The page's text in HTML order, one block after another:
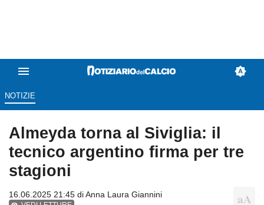
NOTIZIE
Almeyda torna al Siviglia: il
tecnico argentino firma per tre
stagioni
16.06.2025 21:45 diAnna Laura Giannini